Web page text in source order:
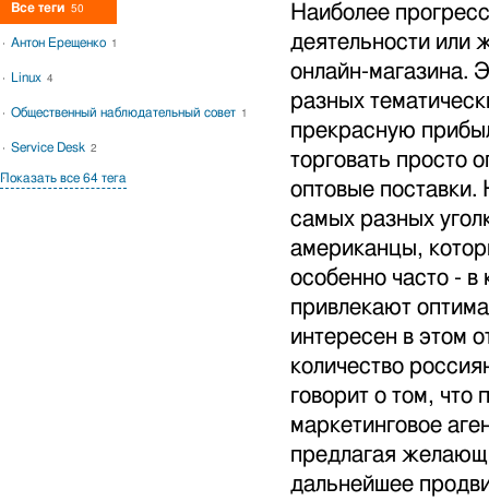
Наиболее
деятельности или
онлайн-магазина.
разных
прекрасную
торговать просто
оптовые
самых разных
американцы,
особенно часто - в
привлекают
интересен в этом
количество
говорит о том,
маркетинговое
предлагая
дальнейшее
Все теги 50
Антон Ерещенко 1
Linux 4
Общественный наблюдательный совет 1
Service Desk 2
Показать все 64 тега